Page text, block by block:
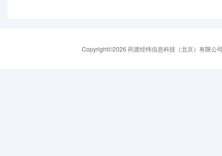
Copyright©2026 药渡经纬信息科技（北京）有限公